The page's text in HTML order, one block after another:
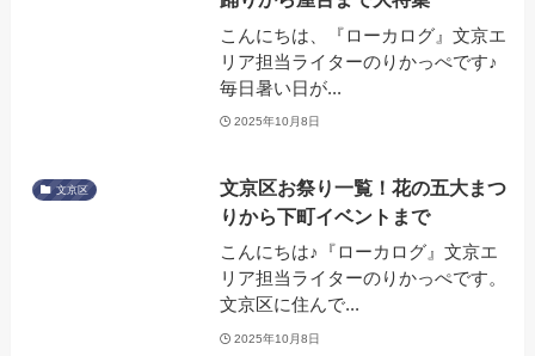
こんにちは、『ローカログ』文京エ
リア担当ライターのりかっぺです♪
毎日暑い日が...
2025年10月8日
文京区
文京区お祭り一覧！花の五大まつ
りから下町イベントまで
こんにちは♪『ローカログ』文京エ
リア担当ライターのりかっぺです。
文京区に住んで...
2025年10月8日